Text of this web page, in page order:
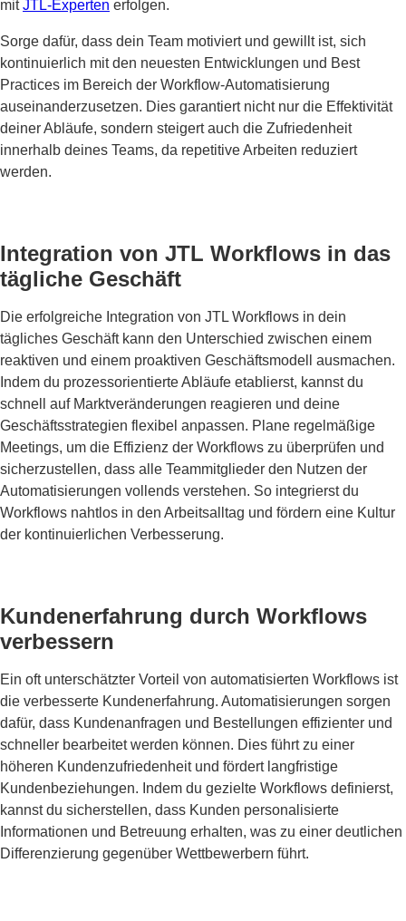
mitJTL-Experten erfolgen.
Sorge dafür, dass dein Team motiviert und gewillt ist, sich
kontinuierlich mit den neuesten Entwicklungen und Best
Practices im Bereich der Workflow-Automatisierung
auseinanderzusetzen. Dies garantiert nicht nur die Effektivität
deiner Abläufe, sondern steigert auch die Zufriedenheit
innerhalb deines Teams, da repetitive Arbeiten reduziert
werden.
Integration von JTL Workflows in das
tägliche Geschäft
Die erfolgreiche Integration von JTL Workflows in dein
tägliches Geschäft kann den Unterschied zwischen einem
reaktiven und einem proaktiven Geschäftsmodell ausmachen.
Indem du prozessorientierte Abläufe etablierst, kannst du
schnell auf Marktveränderungen reagieren und deine
Geschäftsstrategien flexibel anpassen. Plane regelmäßige
Meetings, um die Effizienz der Workflows zu überprüfen und
sicherzustellen, dass alle Teammitglieder den Nutzen der
Automatisierungen vollends verstehen. So integrierst du
Workflows nahtlos in den Arbeitsalltag und fördern eine Kultur
der kontinuierlichen Verbesserung.
Kundenerfahrung durch Workflows
verbessern
Ein oft unterschätzter Vorteil von automatisierten Workflows ist
die verbesserte Kundenerfahrung. Automatisierungen sorgen
dafür, dass Kundenanfragen und Bestellungen effizienter und
schneller bearbeitet werden können. Dies führt zu einer
höheren Kundenzufriedenheit und fördert langfristige
Kundenbeziehungen. Indem du gezielte Workflows definierst,
kannst du sicherstellen, dass Kunden personalisierte
Informationen und Betreuung erhalten, was zu einer deutlichen
Differenzierung gegenüber Wettbewerbern führt.